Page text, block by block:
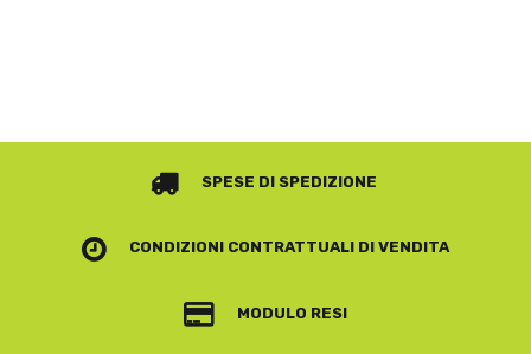
SPESE DI SPEDIZIONE
CONDIZIONI CONTRATTUALIDI VENDITA
MODULO RESI